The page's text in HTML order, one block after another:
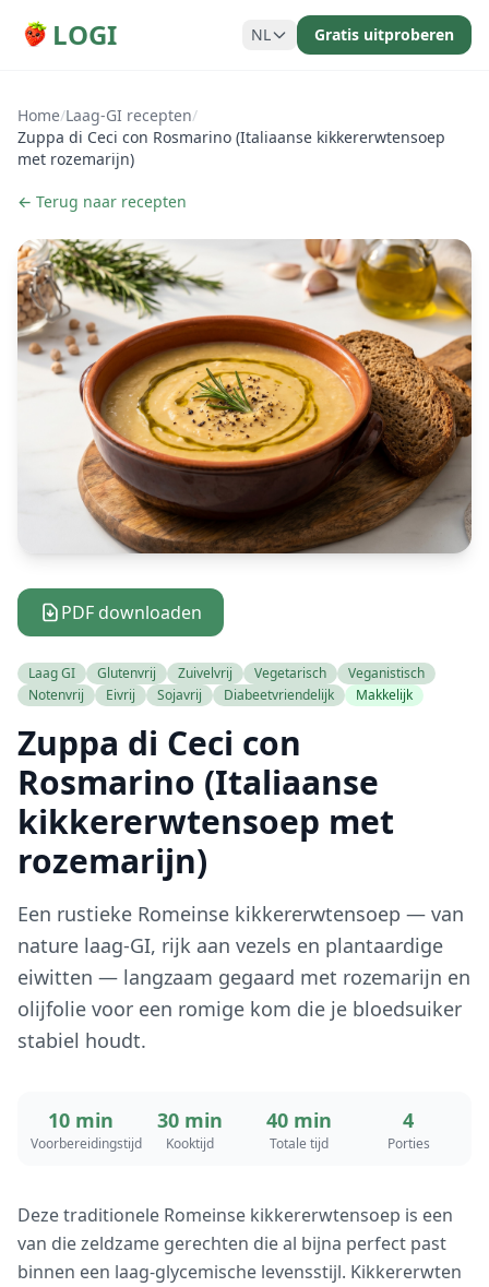
LOGI NL Gratis uitproberen
Home/Laag-GI recepten/
Zuppa di Ceci con Rosmarino (Italiaanse kikkererwtensoep
met rozemarijn)
← Terug naar recepten
PDF downloaden
Laag GI Glutenvrij Zuivelvrij Vegetarisch
Veganistisch
Notenvrij
Eivrij Sojavrij Diabeetvriendelijk Makkelijk
Zuppa di Ceci con
Rosmarino (Italiaanse
kikkererwtensoep met
rozemarijn)
Een rustieke Romeinse kikkererwtensoep — van
nature laag-GI, rijk aan vezels en plantaardige
eiwitten — langzaam gegaard met rozemarijn en
olijfolie voor een romige kom die je bloedsuiker
stabiel houdt.
10 min
Voorbereidingstijd
30 min
Kooktijd
40 min
Totale tijd
4
Porties
Deze traditionele Romeinse kikkererwtensoep is een
van die zeldzame gerechten die al bijna perfect past
binnen een laag-glycemische levensstijl. Kikkererwten